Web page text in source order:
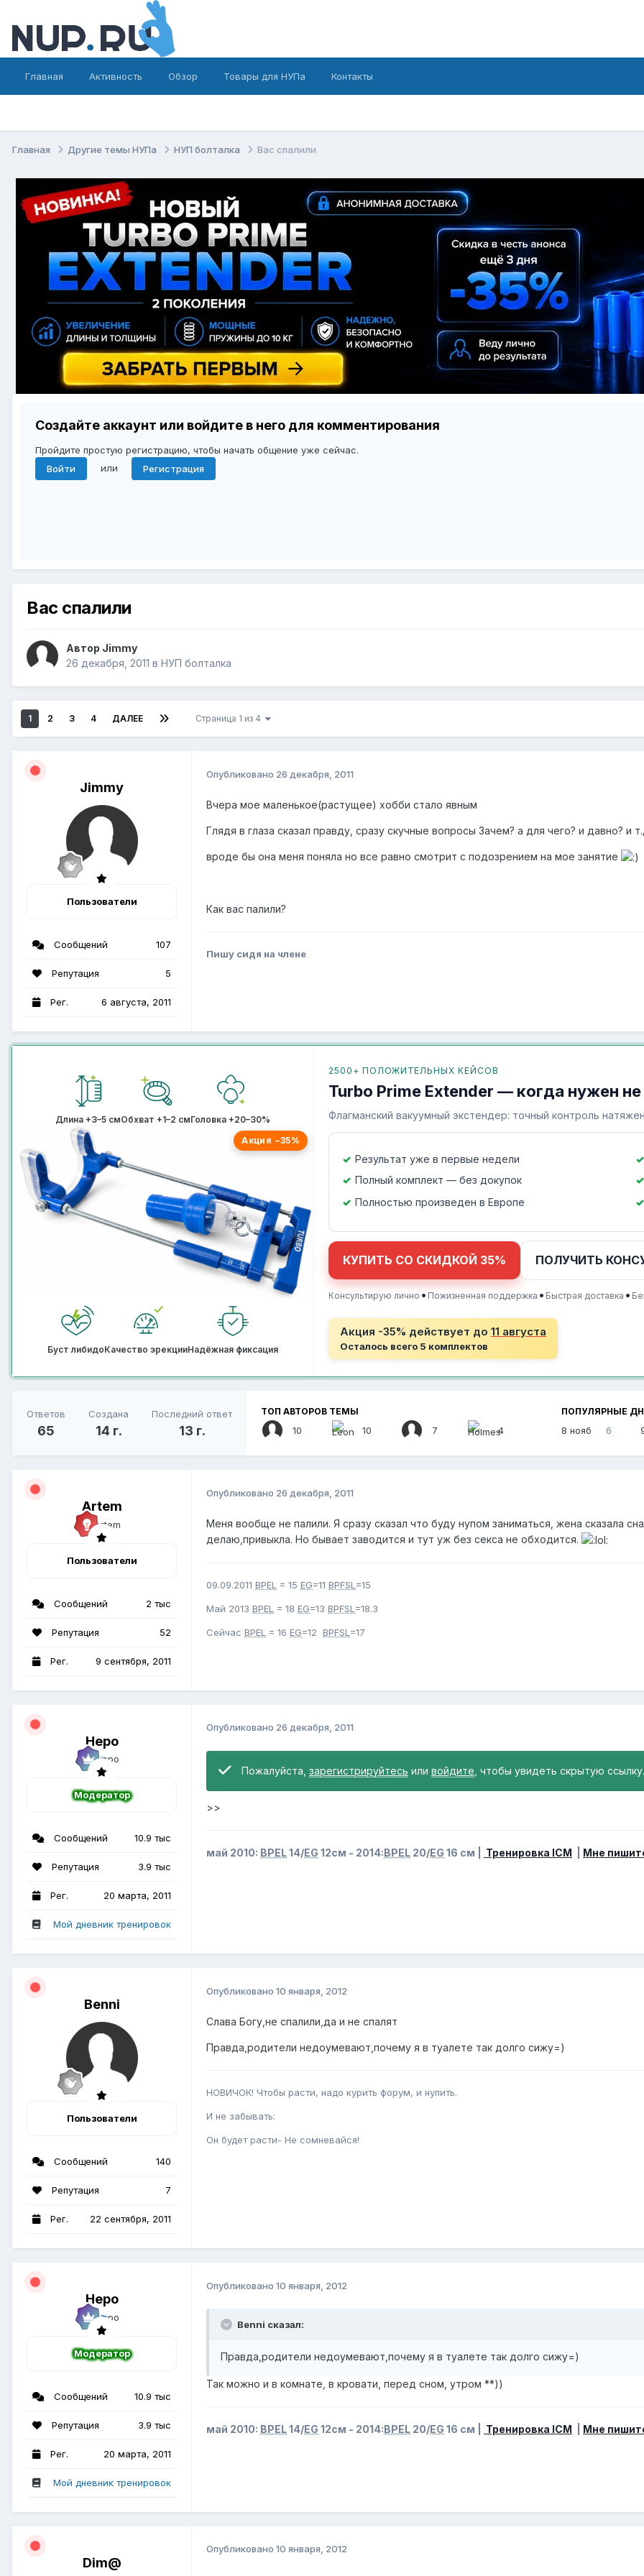
Главная Активность Обзор Товары для НУПа Контакты
Главная Другие темы НУПа НУП болталка Вас спалили
Создайте аккаунт или войдите в него для комментирования
Пройдите простую регистрацию, чтобы начать общение уже сейчас.
Войти
или Регистрация
Вас спалили
Автор Jimmy
26 декабря, 2011 в НУП болталка
1 2 3 4 ДАЛЕЕ Страница 1 из 4
Jimmy
Пользователи
Сообщений 107
Репутация 5
Рег. 6 августа, 2011
Опубликовано 26 декабря, 2011
Вчера мое маленькое(растущее) хобби стало явным
Глядя в глаза сказал правду, сразу скучные вопросы Зачем? а для чего? и давно? и
вроде бы она меня поняла но все равно смотрит с подозрением на мое занятие
Как вас палили?
Пишу сидя на члене
Длина +3–5 смОбхват +1–2 смГоловка +20–30%
Акция −35%
Буст либидоКачество эрекцииНадёжная фиксация
2500+ ПОЛОЖИТЕЛЬНЫХ КЕЙСОВ
Turbo Prime Extender — когда нужен
Флагманский вакуумный экстендер: точный контроль
Результат уже в первые недели
Полный комплект — без докупок
Полностью произведен в Европе
КУПИТЬ СО СКИДКОЙ 35% ПОЛУЧИТЬ
Консультирую лично • Пожизненная поддержка • Быстрая доставка •
Акция -35% действует до 11 августа
Осталось всего 5 комплектов
Ответов
65
Создана
14 г.
Последний ответ
13 г.
ТОП АВТОРОВ ТЕМЫ
10 10 7 4
ПОПУЛЯРНЫЕ
8 нояб 6
Artem
Пользователи
Сообщений 2 тыс
Репутация 52
Рег. 9 сентября, 2011
Опубликовано 26 декабря, 2011
Меня вообще не палили. Я сразу сказал что буду нупом заниматься, жена сказала
делаю,привыкла. Но бывает заводится и тут уж без секса не обходится.
09.09.2011 BPEL = 15 EG=11 BPFSL =15
Май 2013 BPEL = 18 EG=13 BPFSL =18.3
Сейчас BPEL = 16 EG=12 BPFSL =17
Неро
Модератор
Сообщений 10.9 тыс
Репутация 3.9 тыс
Рег. 20 марта, 2011
Мой дневник тренировок
Опубликовано 26 декабря, 2011
Пожалуйста, зарегистрируйтесь или войдите , чтобы увидеть скрытую ссылку.
>>
май 2010: BPEL14/EG 12см - 2014:BPEL 20/EG 16 см | Тренировка ICM Мне
Benni
Пользователи
Сообщений 140
Репутация 7
Рег. 22 сентября, 2011
Опубликовано 10 января, 2012
Слава Богу,не спалили,да и не спалят
Правда,родители недоумевают,почему я в туалете так долго сижу=)
НОВИЧОК! Чтобы расти, надо курить форум, и нупить.
И не забывать:
Он будет расти- Не сомневайся!
Неро
Модератор
Сообщений 10.9 тыс
Репутация 3.9 тыс
Рег. 20 марта, 2011
Мой дневник тренировок
Опубликовано 10 января, 2012
Benni сказал:
Правда,родители недоумевают,почему я в туалете так долго сижу=)
Так можно и в комнате, в кровати, перед сном, утром **))
май 2010: BPEL14/EG 12см - 2014:BPEL 20/EG 16 см | Тренировка ICM Мне
Dim@
Опубликовано 10 января, 2012